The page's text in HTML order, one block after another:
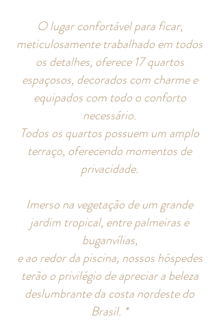
O lugar confortável para ficar,
meticulosamente trabalhado em todos
os detalhes, oferece 17 quartos
espaçosos, decorados com charme e
equipados com todo o conforto
necessário.
Todos os quartos possuem um amplo
terraço, oferecendo momentos de
privacidade.
Imerso na vegetação de um grande
jardim tropical, entre palmeiras e
buganvílias,
e ao redor da piscina, nossos hóspedes
terão o privilégio de apreciar a beleza
deslumbrante da costa nordeste do
Brasil. *